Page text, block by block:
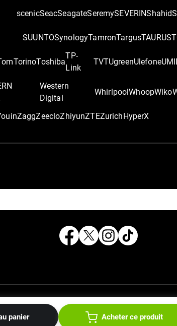
panier Acheter ce produit
scenicSeacSeagateSeremySEVERINShahid
SUUNTOSynologyTamronTargusTAURUS
TorinoToshiba
TP-
Link
TVTUgreenUlefone
Western
Digital
WhirlpoolWhoopWiko
ZaggZeecloZhiyunZTEZurich ‎HyperX
Micromagma Maroc . All Rights Reserved.